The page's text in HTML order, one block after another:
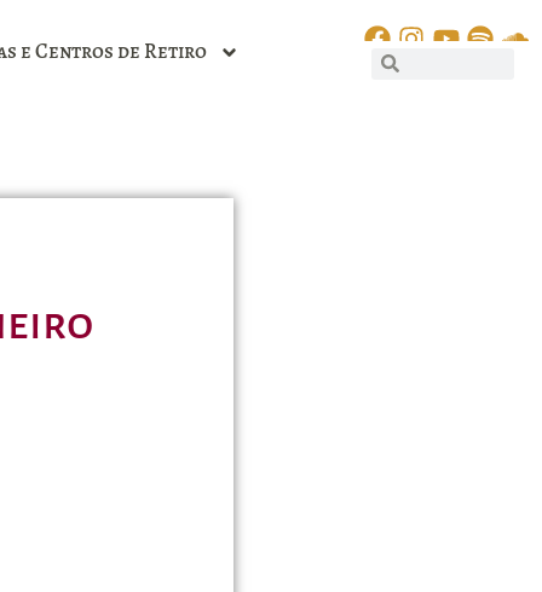
e Centros de Retiro